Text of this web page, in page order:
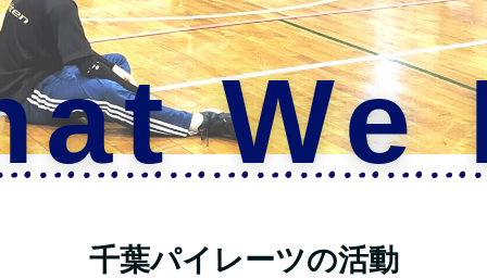
We
千葉パイレーツの活動